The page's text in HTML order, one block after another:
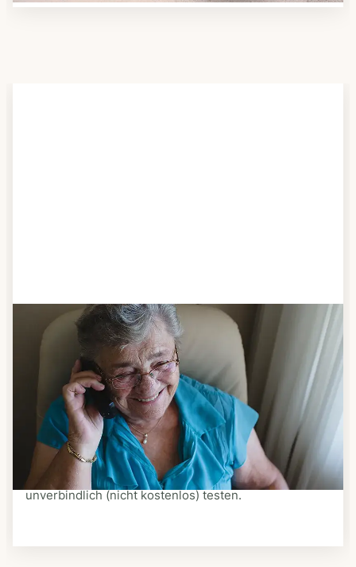
Schritt 3
Bestellen & liefern lassen
Suchen Sie sich aus dem Speiseplan Ihres Anbieters
aus, was Ihnen schmeckt. Bestellen Sie telefonisch,
schriftlich oder im Online-Shop Ihres Anbieters.
Ein Kurier liefert Ihnen das bestellte Essen zum
vereinbarten Zeitpunkt nach Hause. Bei vielen
Anbietern können Sie Essen auf Rädern auch
unverbindlich (nicht kostenlos) testen.